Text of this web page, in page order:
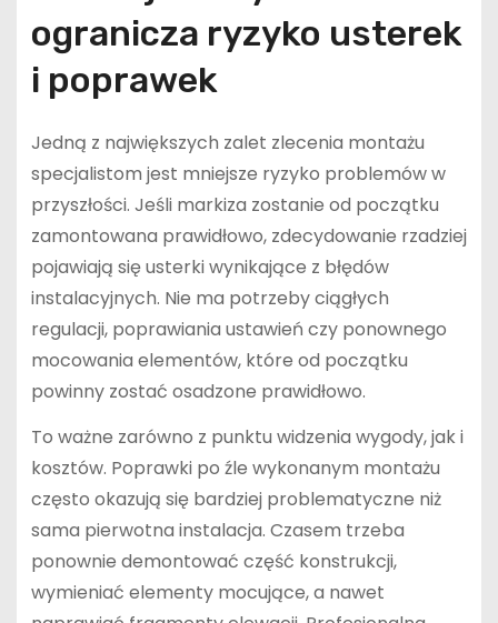
ogranicza ryzyko usterek
i poprawek
Jedną z największych zalet zlecenia montażu
specjalistom jest mniejsze ryzyko problemów w
przyszłości. Jeśli markiza zostanie od początku
zamontowana prawidłowo, zdecydowanie rzadziej
pojawiają się usterki wynikające z błędów
instalacyjnych. Nie ma potrzeby ciągłych
regulacji, poprawiania ustawień czy ponownego
mocowania elementów, które od początku
powinny zostać osadzone prawidłowo.
To ważne zarówno z punktu widzenia wygody, jak i
kosztów. Poprawki po źle wykonanym montażu
często okazują się bardziej problematyczne niż
sama pierwotna instalacja. Czasem trzeba
ponownie demontować część konstrukcji,
wymieniać elementy mocujące, a nawet